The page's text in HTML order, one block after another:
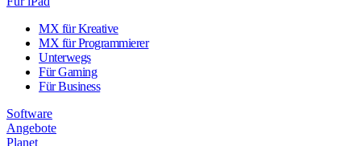
MX für Kreative
MX für Programmierer
Unterwegs
Für Gaming
Für Business
Software
Angebote
Planet